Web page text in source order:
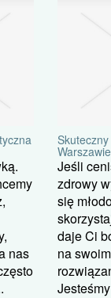
nas
Warszawie
Jeśli
zdrowy
się
daje Ci
na